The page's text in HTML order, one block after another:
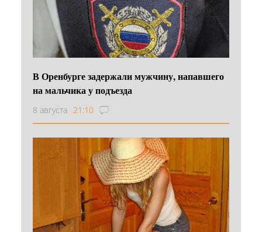
В Оренбурге задержали мужчину, напавшего
на мальчика у подъезда
8 августа 21:10